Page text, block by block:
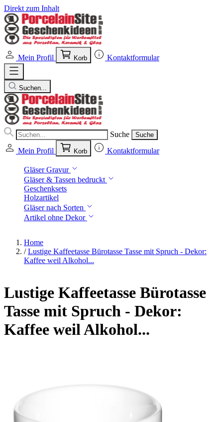
Direkt zum Inhalt
Mein Profil Korb Kontaktformular
Suchen...
Suche Suche
Mein Profil Korb Kontaktformular
Gläser Gravur
Gläser & Tassen bedruckt
Geschenksets
Holzartikel
Gläser nach Sorten
Artikel ohne Dekor
Home
/ Lustige Kaffeetasse Bürotasse Tasse mit Spruch - Dekor:
Kaffee weil Alkohol...
Lustige Kaffeetasse Bürotasse
Tasse mit Spruch - Dekor:
Kaffee weil Alkohol...